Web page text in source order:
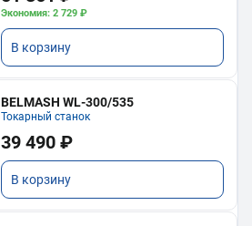
Экономия: 2 729 ₽
В корзину
BELMASH WL-300/535
Токарный станок
39 490 ₽
В корзину